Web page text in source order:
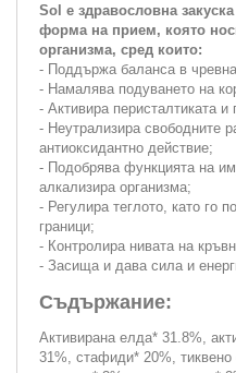
Sol е здравословна
форма на прием, която
организма, сред които:
- Поддържа баланса в
- Намалява подуването на
- Активира перисталтиката
- Неутрализира свободните
антиоксидантно действие;
- Подобрява функцията на
алкализира организма;
- Регулира теглото, като го
граници;
- Контролира нивата на
- Засища и дава сила и
Съдържание:
Активирана елда* 31.8%,
31%, стафиди* 20%,